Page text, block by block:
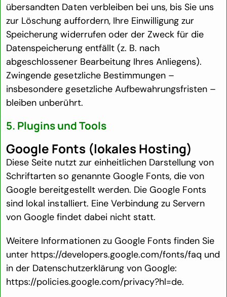
übersandten Daten verbleiben bei uns, bis Sie uns
zur Löschung auffordern, Ihre Einwilligung zur
Speicherung widerrufen oder der Zweck für die
Datenspeicherung entfällt (z. B. nach
abgeschlossener Bearbeitung Ihres Anliegens).
Zwingende gesetzliche Bestimmungen –
insbesondere gesetzliche Aufbewahrungsfristen –
bleiben unberührt.
5. Plugins und Tools
Google Fonts (lokales Hosting)
Diese Seite nutzt zur einheitlichen Darstellung von
Schriftarten so genannte Google Fonts, die von
Google bereitgestellt werden. Die Google Fonts
sind lokal installiert. Eine Verbindung zu Servern
von Google findet dabei nicht statt.
Weitere Informationen zu Google Fonts finden Sie
unter https://developers.google.com/fonts/faq und
in der Datenschutzerklärung von Google:
https://policies.google.com/privacy?hl=de.